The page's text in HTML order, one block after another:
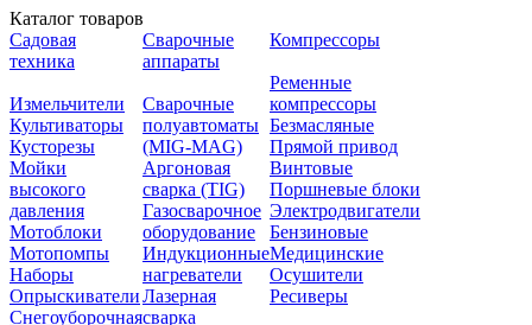
Каталог товаров
Садовая
техника
Измельчители
Культиваторы
Кусторезы
Мойки
высокого
давления
Мотоблоки
Мотопомпы
Наборы
Опрыскиватели
Снегоуборочная
Сварочные
аппараты
Сварочные
полуавтоматы
(MIG-MAG)
Аргоновая
сварка (TIG)
Газосварочное
оборудование
Индукционные
нагреватели
Лазерная
сварка
Компрессоры
Ременные
компрессоры
Безмасляные
Прямой привод
Винтовые
Поршневые блоки
Электродвигатели
Бензиновые
Медицинские
Осушители
Ресиверы